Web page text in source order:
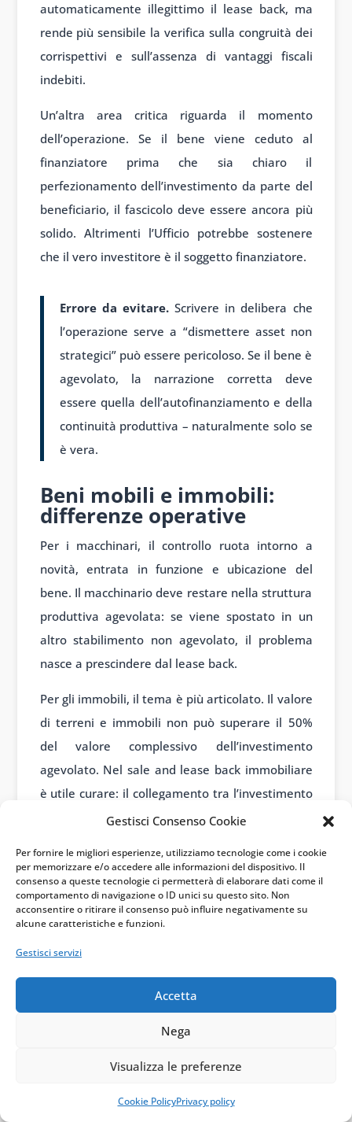
Gestisci Consenso Cookie
Per fornire le migliori esperienze, utilizziamo tecnologie come i cookie
per memorizzare e/o accedere alle informazioni del dispositivo. Il
consenso a queste tecnologie ci permetterà di elaborare dati come il
comportamento di navigazione o ID unici su questo sito. Non
acconsentire o ritirare il consenso può influire negativamente su
alcune caratteristiche e funzioni.
Gestisci servizi
Accetta
Nega
Visualizza le preferenze
Cookie PolicyPrivacy policy
automaticamente illegittimo il lease back, ma
rende più sensibile la verifica sulla congruità dei
corrispettivi e sull’assenza di vantaggi fiscali
indebiti.
Un’altra area critica riguarda il momento
dell’operazione. Se il bene viene ceduto al
finanziatore prima che sia chiaro il
perfezionamento dell’investimento da parte del
beneficiario, il fascicolo deve essere ancora più
solido. Altrimenti l’Ufficio potrebbe sostenere
che il vero investitore è il soggetto finanziatore.
Errore da evitare.Scrivere in delibera che
l’operazione serve a “dismettere asset non
strategici” può essere pericoloso. Se il bene è
agevolato, la narrazione corretta deve
essere quella dell’autofinanziamento e della
continuità produttiva – naturalmente solo se
è vera.
Beni mobili e immobili:
differenze operative
Per i macchinari, il controllo ruota intorno a
novità, entrata in funzione e ubicazione del
bene. Il macchinario deve restare nella struttura
produttiva agevolata: se viene spostato in un
altro stabilimento non agevolato, il problema
nasce a prescindere dal lease back.
Per gli immobili, il tema è più articolato. Il valore
di terreni e immobili non può superare il 50%
del valore complessivo dell’investimento
agevolato. Nel sale and lease back immobiliare
è utile curare: il collegamento tra l’investimento
agevolato e il contratto di ritorno, la durata del
d’uso. Se l’immobile diventa un semplice bene
patrimoniale o viene locato a terzi senza
connessione con l’attività del beneficiario, la
352/2023, può funzionare quando replica la
logica finanziaria del lease back. Non basta però
chiamarlo NNN: bisogna leggere le clausole e
verificare chi sopporta manutenzioni, imposte,
disponibilità del proprietario.